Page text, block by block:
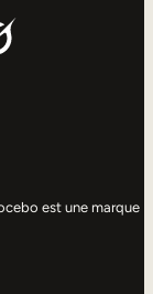
est une marque